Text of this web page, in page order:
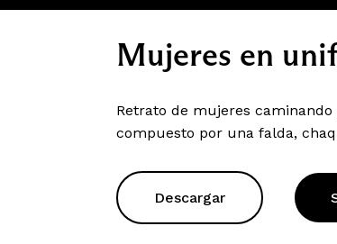
Mujeres en
Retrato de mujeres
compuesto por una falda,
Descargar